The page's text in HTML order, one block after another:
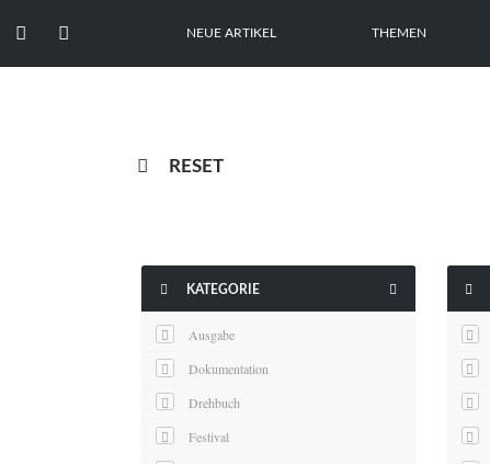
  NEUE ARTIKEL THEMEN
 RESET
 KATEGORIE 
Ausgabe
Dokumentation
Drehbuch
Festival
